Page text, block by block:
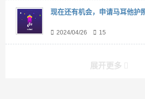
现在还有机会，申请马耳他护
2024/04/26 15
展开更多